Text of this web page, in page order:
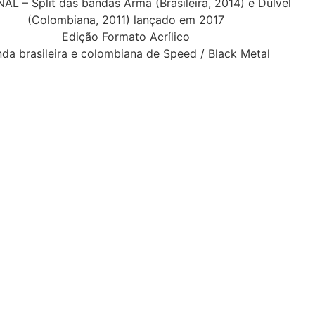
(Colombiana, 2011) lançado em 2017
Edição Formato Acrílico
brasileira e colombiana de Speed / Black Metal